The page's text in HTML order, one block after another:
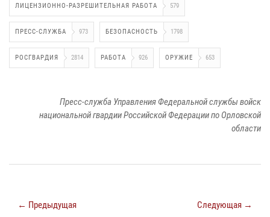
ЛИЦЕНЗИОННО-РАЗРЕШИТЕЛЬНАЯ РАБОТА 579
ПРЕСС-СЛУЖБА 973 БЕЗОПАСНОСТЬ 1798
РОСГВАРДИЯ 2814 РАБОТА 926 ОРУЖИЕ 653
Пресс-служба Управления Федеральной службы войск
национальной гвардии Российской Федерации по Орловской
области
← Предыдущая Следующая →